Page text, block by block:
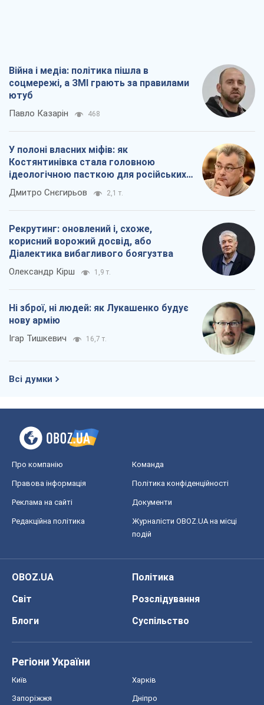
Війна і медіа: політика пішла в
соцмережі, а ЗМІ грають за правилами
ютуб
Павло Казарін 468
У полоні власних міфів: як
Костянтинівка стала головною
ідеологічною пасткою для російських
окупантів
Дмитро Снєгирьов 2,1 т.
Рекрутинг: оновлений і, схоже,
корисний ворожий досвід, або
Діалектика вибагливого боягузтва
Олександр Кірш 1,9 т.
Ні зброї, ні людей: як Лукашенко будує
нову армію
Ігар Тишкевич 16,7 т.
Всі думки
Про компанію Команда
Правова інформація Політика конфіденційності
Реклама на сайті Документи
Редакційна політика
Журналісти OBOZ.UA на місці
подій
OBOZ.UA
Політика
Світ
Розслідування
Блоги
Суспільство
Регіони України
Київ Харків
Запоріжжя Дніпро